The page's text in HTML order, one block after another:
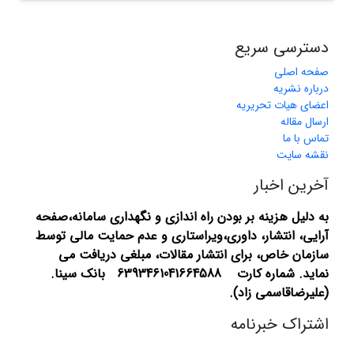
دسترسی سریع
صفحه اصلی
درباره نشریه
اعضای هیات تحریریه
ارسال مقاله
تماس با ما
نقشه سایت
آخرین اخبار
به دلیل هزینه بر بودن راه اندازی و نگهداری سامانه،صفحه
آرایی، انتشار، داوری،ویراستاری و عدم حمایت مالی توسط
سازمان خاص، برای انتشار مقالات، مبلغی دریافت می
نماید.
شماره کارت 6393461041664588 بانک سینا.
(علیرضاقاسمی زاد).
اشتراک خبرنامه